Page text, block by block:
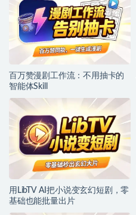
百万赞漫剧工作流：不用抽卡的
智能体Skill
用LibTV AI把小说变玄幻短剧，零
基础也能批量出片